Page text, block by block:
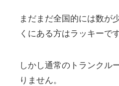
まだまだ全国的には数が
くにある方はラッキーで
しかし通常のトランクル
りません。